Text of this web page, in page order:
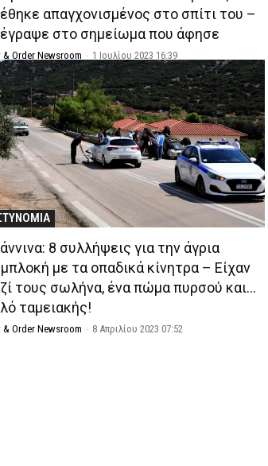
απαγχονισμένος στο σπίτι του –
έγραψε στο σημείωμα που άφησε
& Order Newsroom - 1 Ιουλίου 2023 16:39
8 συλλήψεις για την άγρια
με τα οπαδικά κίνητρα – Είχαν
τους σωλήνα, ένα πώμα πυρσού και…
ταμειακής!
& Order Newsroom - 8 Απριλίου 2023 07:52